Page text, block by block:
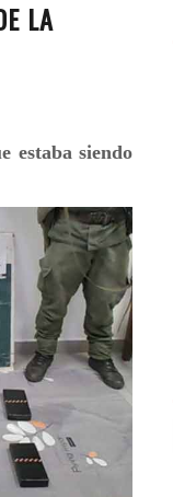
LA
estaba siendo